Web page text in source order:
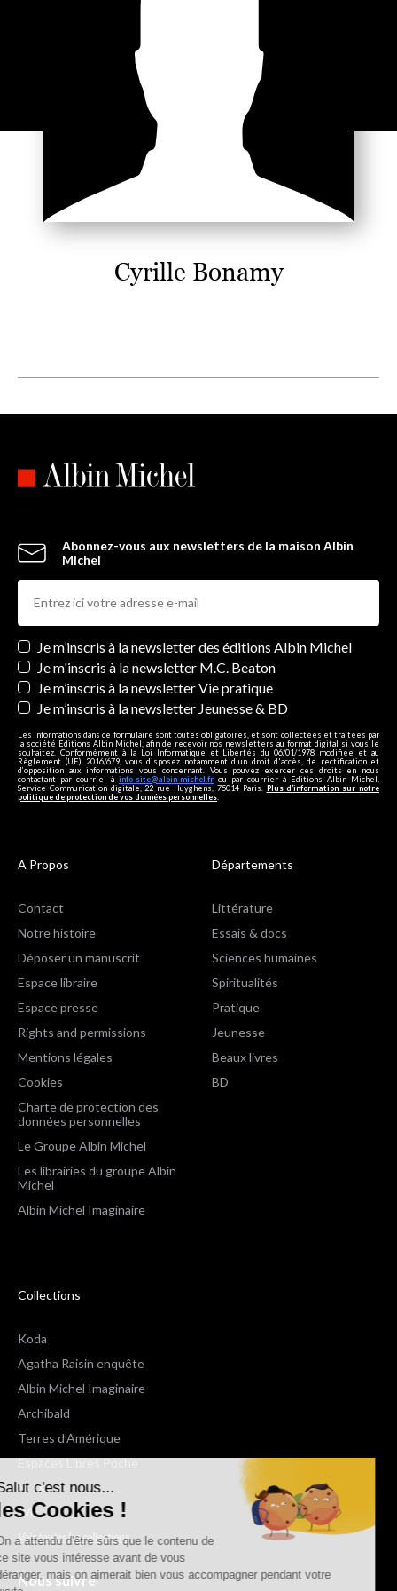
Salut c'est nous...
les Cookies !
On a attendu d'être sûrs que le contenu de
ce site vous intéresse avant de vous
déranger, mais on aimerait bien vous accompagner pendant votre
Cyrille Bonamy
Abonnez-vous aux newsletters de la maison Albin
Michel
Newsletters
Je m’inscris à la newsletter des éditions Albin Michel
Je m'inscris à la newsletter M.C. Beaton
Je m’inscris à la newsletter Vie pratique
Je m’inscris à la newsletter Jeunesse & BD
Les informations dans ce formulaire sont toutes obligatoires, et sont collectées et traitées par
la société Editions Albin Michel, afin de recevoir nos newsletters au format digital si vous le
souhaitez. Conformément à la Loi Informatique et Libertés du 06/01/1978 modifiée et au
Règlement (UE) 2016/679, vous disposez notamment d'un droit d'accès, de rectification et
d’opposition aux informations vous concernant. Vous pouvez exercer ces droits en nous
contactant par courriel à info-site@albin-michel.fr ou par courrier à Editions Albin Michel,
Service Communication digitale, 22 rue Huyghens, 75014 Paris. Plus d’information sur notre
politique de protection de vos données personnelles
A Propos
Contact
Notre histoire
Déposer un manuscrit
Espace libraire
Espace presse
Rights and permissions
Mentions légales
Cookies
Charte de protection des
données personnelles
Le Groupe Albin Michel
Les librairies du groupe Albin
Michel
Albin Michel Imaginaire
Départements
Littérature
Essais & docs
Sciences humaines
Spiritualités
Pratique
Jeunesse
Beaux livres
BD
Collections
Koda
Agatha Raisin enquête
Albin Michel Imaginaire
Archibald
Terres d'Amérique
Espaces Libres Poche
NOX
Wiz
Voir toutes les collections
Nous suivre